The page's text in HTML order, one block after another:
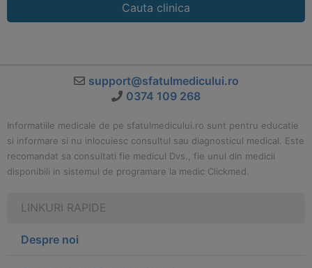
Cauta clinica
support@sfatulmedicului.ro
0374 109 268
Informatiile medicale de pe sfatulmedicului.ro sunt pentru educatie
si informare si nu inlocuiesc consultul sau diagnosticul medical. Este
recomandat sa consultati fie medicul Dvs., fie unul din medicii
disponibili in sistemul de programare la medic Clickmed.
LINKURI RAPIDE
Despre noi